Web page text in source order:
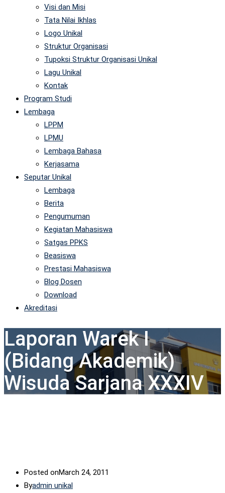
Visi dan Misi
Tata Nilai Ikhlas
Logo Unikal
Struktur Organisasi
Tupoksi Struktur Organisasi Unikal
Lagu Unikal
Kontak
Program Studi
Lembaga
LPPM
LPMU
Lembaga Bahasa
Kerjasama
Seputar Unikal
Lembaga
Berita
Pengumuman
Kegiatan Mahasiswa
Satgas PPKS
Beasiswa
Prestasi Mahasiswa
Blog Dosen
Download
Akreditasi
Laporan Warek I
(Bidang Akademik)
Wisuda Sarjana XXXIV
Posted onMarch 24, 2011
Byadmin unikal